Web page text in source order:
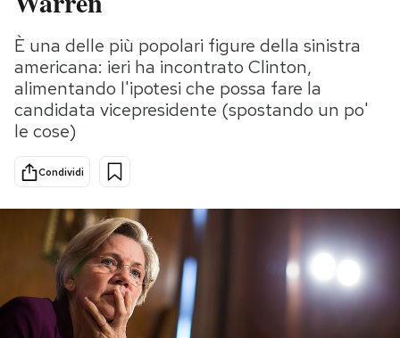
Politica
Tecnologia
Internet
Scienza
Cultura
Economia
Sport
Storie/Idee
Ok Boomer!
Media
Europa
PODCAST
NEWSLETTER
È una delle più popolari figure della sinistra
americana: ieri ha incontrato Clinton,
alimentando l'ipotesi che possa fare la
candidata vicepresidente (spostando un po'
le cose)
Condividi